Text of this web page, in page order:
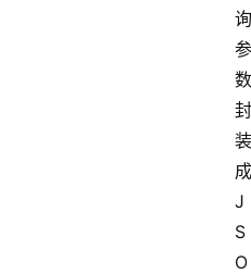
询
参
数
封
装
成
J
S
O